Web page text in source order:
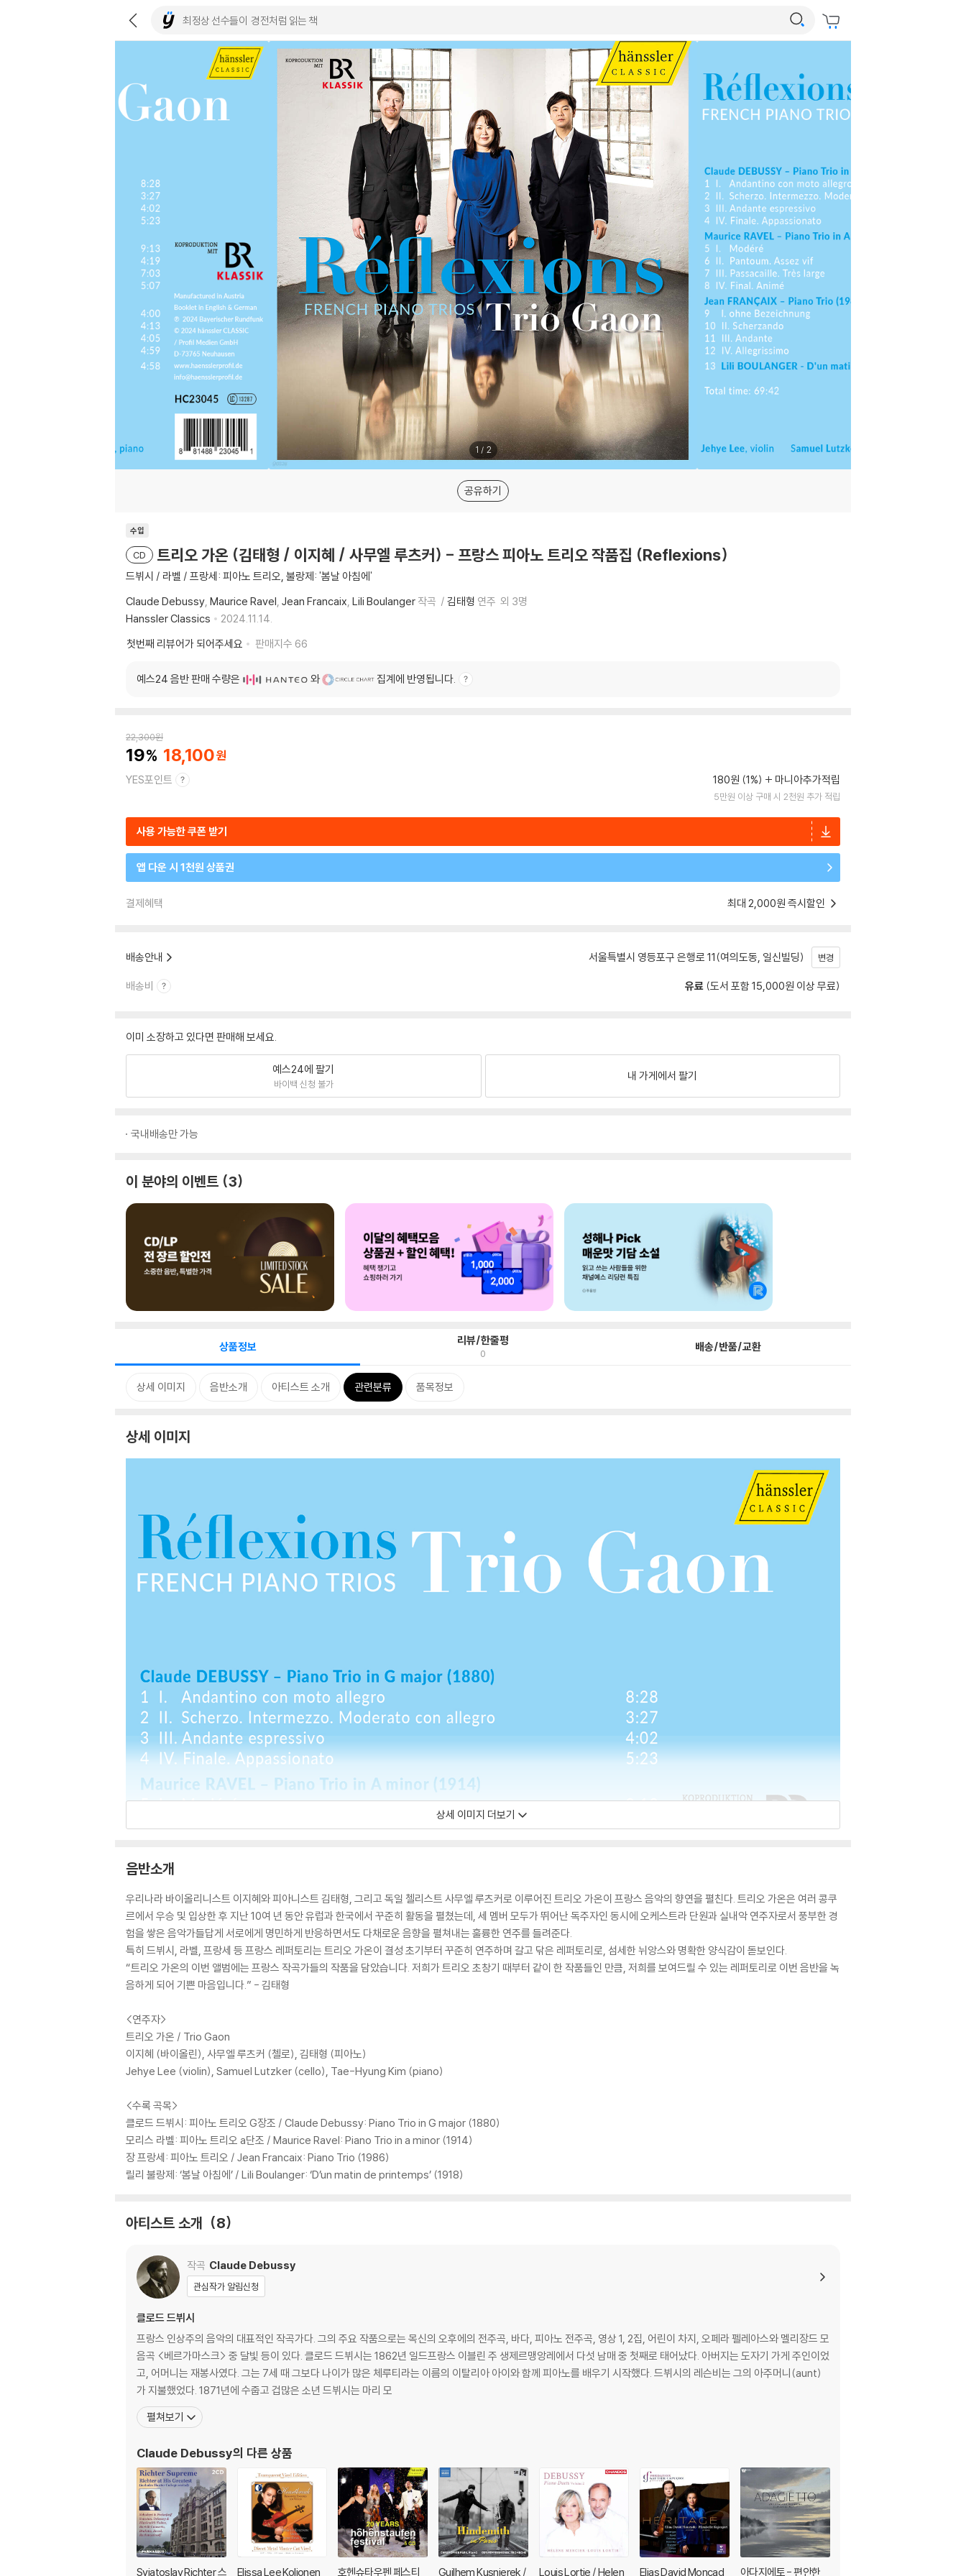
1 / 2
공유하기
수입
CD 트리오 가온 (김태형 / 이지혜 / 사무엘 루츠커) - 프랑스 피아노 트리오 작품집 (Reflexions)
드뷔시 / 라벨 / 프랑세: 피아노 트리오, 불랑제: '봄날 아침에'
Claude Debussy Maurice Ravel Jean Francaix Lili Boulanger 작곡 김태형 연주 외 3명
Hanssler Classics
2024.11.14.
첫번째 리뷰어가 되어주세요
판매지수 66
예스24 음반 판매 수량은 와 집계에 반영됩니다.
22,300원
19 18,100
YES포인트 180원 (1%) 마니아추가적립
5만원 이상 구매 시 2천원 추가 적립
사용 가능한 쿠폰 받기
앱 다운 시 1천원 상품권
결제혜택 최대 2,000원 즉시할인
배송안내 서울특별시 영등포구 은행로 11(여의도동, 일신빌딩) 변경
배송비 유료 (도서 포함 15,000원 이상 무료)
이미 소장하고 있다면 판매해 보세요.
예스24에 팔기
바이백 신청 불가
내 가게에서 팔기
국내배송만 가능
이 분야의 이벤트 3
상품정보 리뷰/한줄평
0 배송/반품/교환
상세 이미지 음반소개 아티스트 소개 관련분류 품목정보
상세 이미지
상세 이미지 더보기
음반소개
우리나라 바이올리니스트 이지혜와 피아니스트 김태형, 그리고 독일 첼리스트 사무엘 루츠커로 이루어진 트리오 가온이 프랑스 음악의 향연을 펼친다. 트리오 가온은 여러 콩쿠
르에서 우승 및 입상한 후 지난 10여 년 동안 유럽과 한국에서 꾸준히 활동을 펼쳤는데, 세 멤버 모두가 뛰어난 독주자인 동시에 오케스트라 단원과 실내악 연주자로서 풍부한 경
험을 쌓은 음악가들답게 서로에게 명민하게 반응하면서도 다채로운 음향을 펼쳐내는 훌륭한 연주를 들려준다.
특히 드뷔시, 라벨, 프랑세 등 프랑스 레퍼토리는 트리오 가온이 결성 초기부터 꾸준히 연주하며 갈고 닦은 레퍼토리로, 섬세한 뉘앙스와 명확한 양식감이 돋보인다.
“트리오 가온의 이번 앨범에는 프랑스 작곡가들의 작품을 담았습니다. 저희가 트리오 초창기 때부터 같이 한 작품들인 만큼, 저희를 보여드릴 수 있는 레퍼토리로 이번 음반을 녹
음하게 되어 기쁜 마음입니다.” - 김태형
<연주자>
트리오 가온 / Trio Gaon
이지혜 (바이올린), 사무엘 루츠커 (첼로), 김태형 (피아노)
Jehye Lee (violin), Samuel Lutzker (cello), Tae-Hyung Kim (piano)
<수록 곡목>
클로드 드뷔시: 피아노 트리오 G장조 / Claude Debussy: Piano Trio in G major (1880)
모리스 라벨: 피아노 트리오 a단조 / Maurice Ravel: Piano Trio in a minor (1914)
장 프랑세: 피아노 트리오 / Jean Francaix: Piano Trio (1986)
릴리 불랑제: ‘봄날 아침에’ / Lili Boulanger: ‘D’un matin de printemps’ (1918)
아티스트 소개 8
작곡 Claude Debussy
관심작가 알림신청
클로드 드뷔시
프랑스 인상주의 음악의 대표적인 작곡가다. 그의 주요 작품으로는 목신의 오후에의 전주곡, 바다, 피아노 전주곡, 영상 1, 2집, 어린이 차지, 오페라 펠레아스와 멜리장드 모
음곡 <베르가마스크> 중 달빛 등이 있다. 클로드 드뷔시는 1862년 일드프랑스 이블린 주 생제르맹앙레에서 다섯 남매 중 첫째로 태어났다. 아버지는 도자기 가게 주인이었
고, 어머니는 재봉사였다. 그는 7세 때 그보다 나이가 많은 체루티라는 이름의 이탈리아 아이와 함께 피아노를 배우기 시작했다. 드뷔시의 레슨비는 그의 아주머니(aunt)
가 지불했었다. 1871년에 수줍고 겁많은 소년 드뷔시는 마리 모
펼쳐보기
Claude Debussy의 다른 상품
Sviatoslav Richter 스 Elissa Lee Koljonen 호헨슈타우펜 페스티 Guilhem Kusnierek / Louis Lortie / Helen Elias David Moncad 아다지에토 - 편안한